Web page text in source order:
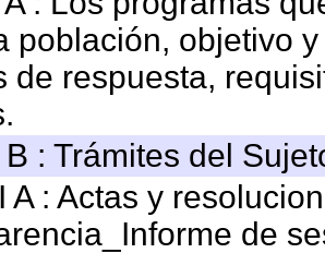
población, objetivo
de respuesta,
: Trámites del
A : Actas y
de